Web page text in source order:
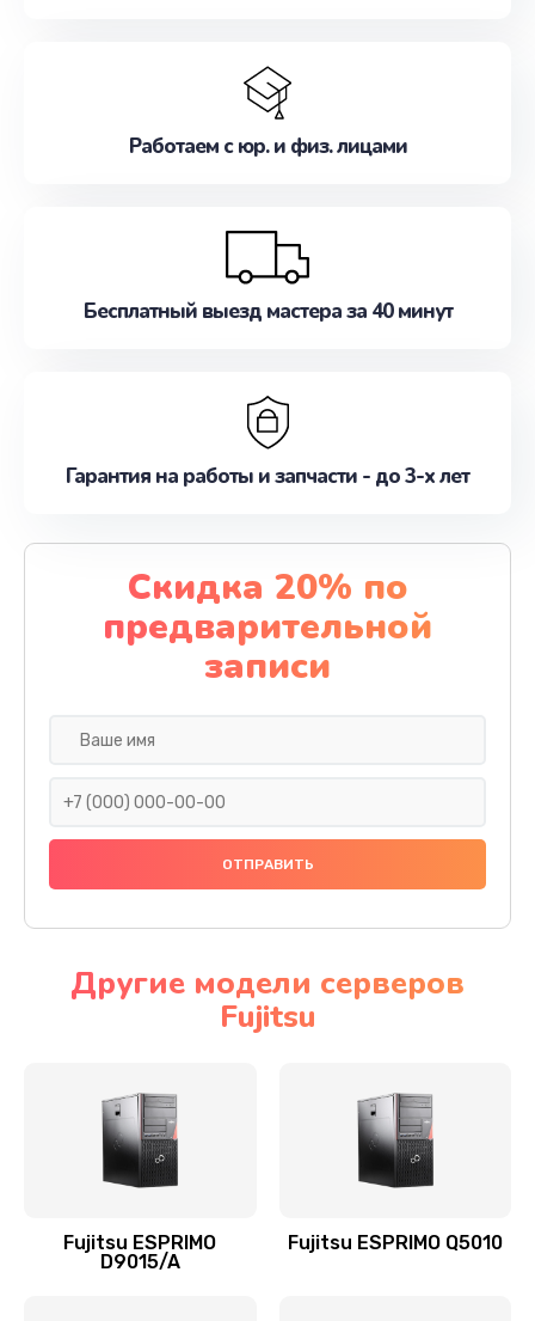
Работаем с юр. и физ. лицами
Бесплатный выезд мастера за 40 минут
Гарантия на работы и запчасти - до 3-х лет
Скидка 20% по
предварительной
записи
Другие модели серверов
Fujitsu
Fujitsu ESPRIMO
D9015/A
Fujitsu ESPRIMO Q5010